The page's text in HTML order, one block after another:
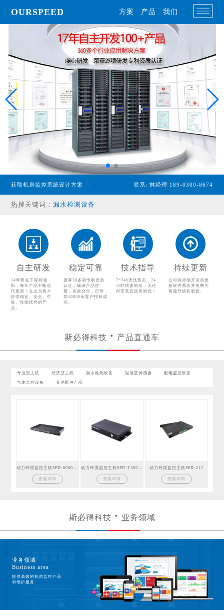
OURSPEED 方案 产品 我们
获取机房监控系统设计方案 联系: 林经理 189-0300-8674
热搜关键词：
专业型主机
经济型主机
温湿度传感器
气体监控设备
其他配件产品
自主研发
14年研发工程师领
衔，每年产品不断迭
代更新！立志为客户
提供稳定、安全、可
靠、性能优异的产
品。
稳定可靠
拥有30多项专利资质
认证，确保产品质
量，高效交付，已帮
助10000余客户投标成
功。
技术指导
7*24h无忧售后，24
小时快速响应，无任
何安装及使用烦忧！
持续更新
公司将持续开发和更
新软件系统并免费为
客服升级和更新。
斯必得科技 产品直通车
专业型主机 经济型主机 漏水检测设备 温湿度传感器 配电监控设备
气体监控设备 其他配件产品
查看详情 查看详情
动力环境监控主机SPD-212
查看详情
斯必得科技 业务领域
业务领域
Business area
提供高效的机房监控产品
和维护服务